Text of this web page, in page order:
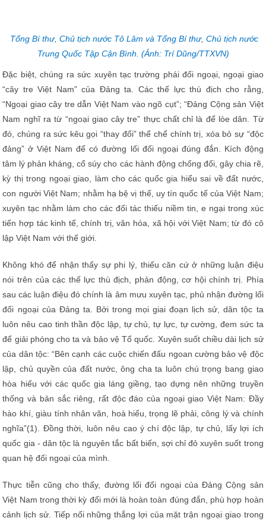
Tổng Bí thư, Chủ tịch nước Tô Lâm và Tổng Bí thư, Chủ tịch nước
Trung Quốc Tập Cận Bình. (Ảnh: Trí Dũng/TTXVN)
Đặc biệt, chúng ra sức xuyên tạc trường phái đối ngoại, ngoại giao
“cây tre Việt Nam” của Đảng ta. Các thế lực thù địch cho rằng,
“Ngoại giao cây tre dẫn Việt Nam vào ngõ cụt”; “Đảng Cộng sản Việt
Nam nghĩ ra từ “ngoại giao cây tre” thực chất chỉ là để lòe dân. Từ
đó, chúng ra sức kêu gọi “thay đổi” thể chế chính trị, xóa bỏ sự “độc
đảng” ở Việt Nam để có đường lối đối ngoại đúng đắn. Kích động
tâm lý phản kháng, cổ súy cho các hành động chống đối, gây chia rẽ,
kỳ thị trong ngoại giao, làm cho các quốc gia hiểu sai về đất nước,
con người Việt Nam; nhằm hạ bệ vị thế, uy tín quốc tế của Việt Nam;
xuyên tạc nhằm làm cho các đối tác thiếu niềm tin, e ngại trong xúc
tiến hợp tác kinh tế, chính trị, văn hóa, xã hội với Việt Nam; từ đó cô
lập Việt Nam với thế giới.
Không khó để nhận thấy sự phi lý, thiếu căn cứ ở những luận điệu
nói trên của các thế lực thù địch, phản động, cơ hội chính trị. Phía
sau các luận điệu đó chính là âm mưu xuyên tạc, phủ nhận đường lối
đối ngoại của Đảng ta. Bởi trong mọi giai đoạn lịch sử, dân tộc ta
luôn nêu cao tinh thần độc lập, tự chủ, tự lực, tự cường, đem sức ta
để giải phóng cho ta và bảo vệ Tổ quốc. Xuyên suốt chiều dài lịch sử
của dân tộc: “Bên cạnh các cuộc chiến đấu ngoan cường bảo vệ độc
lập, chủ quyền của đất nước, ông cha ta luôn chú trọng bang giao
hòa hiếu với các quốc gia láng giềng, tạo dựng nên những truyền
thống và bản sắc riêng, rất độc đáo của ngoại giao Việt Nam: Đầy
hào khí, giàu tính nhân văn, hoà hiếu, trọng lẽ phải, công lý và chính
nghĩa”(1). Đồng thời, luôn nêu cao ý chí độc lập, tự chủ, lấy lợi ích
quốc gia - dân tộc là nguyên tắc bất biến, sợi chỉ đỏ xuyên suốt trong
quan hệ đối ngoại của mình.
Thực tiễn cũng cho thấy, đường lối đối ngoại của Đảng Cộng sản
Việt Nam trong thời kỳ đổi mới là hoàn toàn đúng đắn, phù hợp hoàn
cảnh lịch sử. Tiếp nối những thắng lợi của mặt trận ngoại giao trong